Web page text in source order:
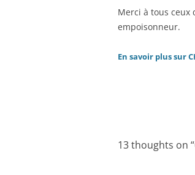
Merci à tous ceux
empoisonneur.
En savoir plus sur
13 thoughts on “